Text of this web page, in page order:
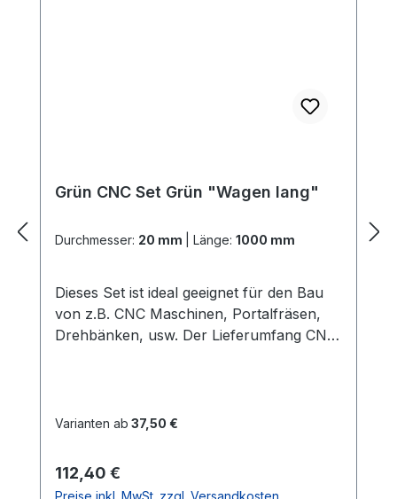
Grün CNC Set Grün "Wagen lang"
Durchmesser: 20 mm Länge: 1000 mm
Dieses Set ist ideal geeignet für den Bau
von z.B. CNC Maschinen, Portalfräsen,
Drehbänken, usw. Der Lieferumfang CNC
60 HRC 2x ALU -
(dieses ist die stabilere
Varianten ab 37,50 €
Regulärer Preis:
112,40 €
Preise inkl. MwSt. zzgl. Versandkosten